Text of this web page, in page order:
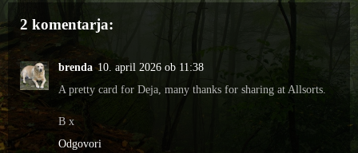
2 komentarja:
brenda 10. april 2026 ob 11:38
A pretty card for Deja, many thanks for sharing at Allsorts.
B x
Odgovori